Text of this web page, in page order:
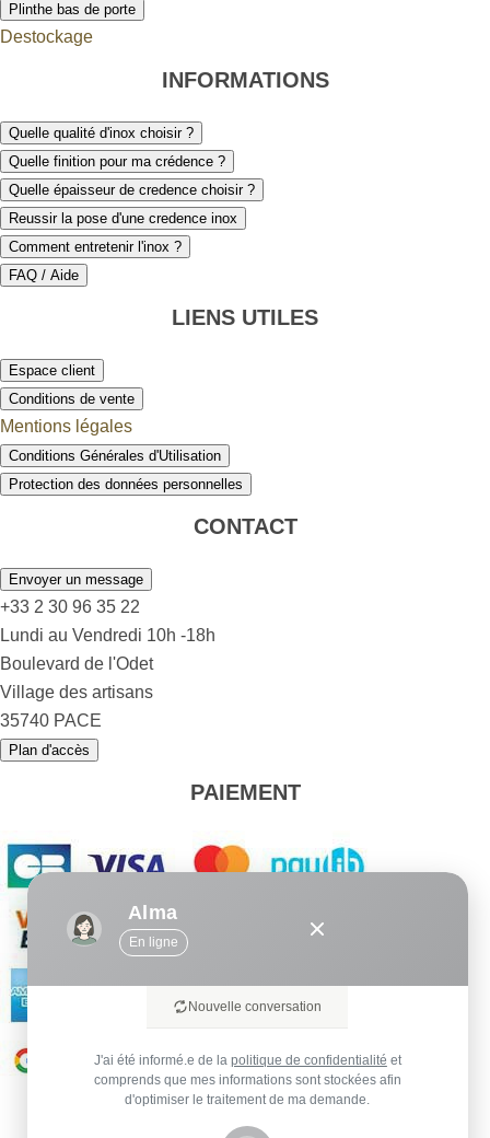
Plinthe bas de porte
Destockage
INFORMATIONS
Quelle qualité d'inox choisir ?
Quelle finition pour ma crédence ?
Quelle épaisseur de credence choisir ?
Reussir la pose d'une credence inox
Comment entretenir l'inox ?
FAQ / Aide
LIENS UTILES
Espace client
Conditions de vente
Mentions légales
Conditions Générales d'Utilisation
Protection des données personnelles
CONTACT
Envoyer un message
+33 2 30 96 35 22
Lundi au Vendredi 10h -18h
Boulevard de l'Odet
Village des artisans
35740 PACE
Plan d'accès
PAIEMENT
Alma
En ligne
Nouvelle conversation
J'ai été informé.e de la politique de confidentialité et
comprends que mes informations sont stockées afin
d'optimiser le traitement de ma demande.